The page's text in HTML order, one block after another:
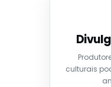
culturais